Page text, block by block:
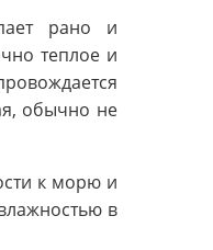
рано и
теплое и
обычно не
к морю и
в